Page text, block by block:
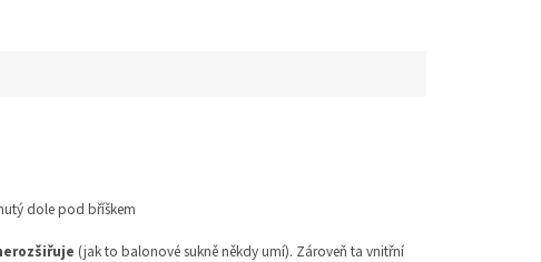
dole pod bříškem
(jak to balonové sukně někdy umí). Zároveň ta vnitřní